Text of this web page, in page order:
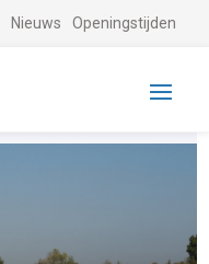
Nieuws Openingstijden